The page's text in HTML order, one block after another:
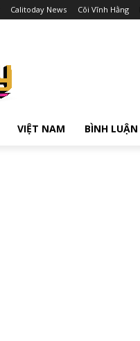
Calitoday News Cõi Vĩnh Hằng
VIỆT NAM BÌNH LUẬN